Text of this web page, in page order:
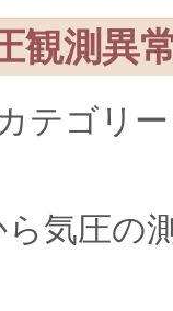
観測異
カテゴリ
気圧の